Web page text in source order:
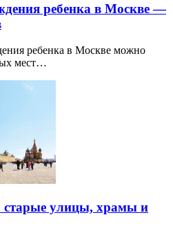
ребенка в Москве —
ребенка в Москве можно
мест…
улицы, храмы и